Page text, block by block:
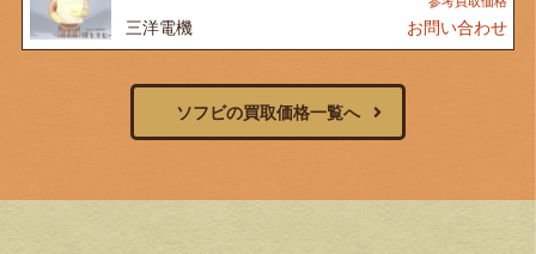
三洋電機 お問い合わせ
ソフビの買取価格一覧へ